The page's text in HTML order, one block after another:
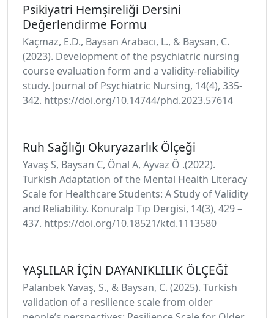
Psikiyatri Hemşireliği Dersini
Değerlendirme Formu
Kaçmaz, E.D., Baysan Arabacı, L., & Baysan, C.
(2023). Development of the psychiatric nursing
course evaluation form and a validity-reliability
study. Journal of Psychiatric Nursing, 14(4), 335-
342. https://doi.org/10.14744/phd.2023.57614
Ruh Sağlığı Okuryazarlık Ölçeği
Yavaş S, Baysan C, Önal A, Ayvaz Ö .(2022).
Turkish Adaptation of the Mental Health Literacy
Scale for Healthcare Students: A Study of Validity
and Reliability. Konuralp Tıp Dergisi, 14(3), 429 –
437. https://doi.org/10.18521/ktd.1113580
YAŞLILAR İÇİN DAYANIKLILIK ÖLÇEĞİ
Palanbek Yavaş, S., & Baysan, C. (2025). Turkish
validation of a resilience scale from older